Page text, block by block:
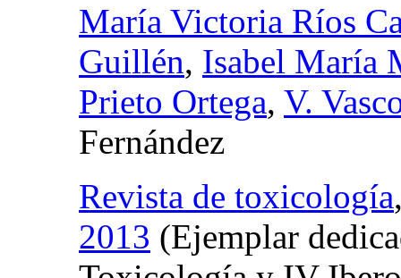
María Victoria Ríos
Guillén, Isabel María
Prieto Ortega, V.
Fernández
Revista de toxicología
2013 (Ejemplar